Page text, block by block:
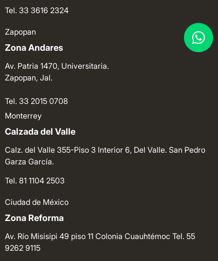
Tel. 33 3616 2324
Zapopan
Zona Andares
Av. Patria 1470, Universitaria.
Zapopan, Jal.
Tel. 33 2015 0708
Monterrey
Calzada del Valle
Calz. del Valle 355-Piso 3 Interior 6, Del Valle. San Pedro
Garza García.
Tel. 81 1104 2503
Ciudad de México
Zona Reforma
Av. Río Misisipi 49 piso 11 Colonia Cuauhtémoc Tel. 55
9262 9115